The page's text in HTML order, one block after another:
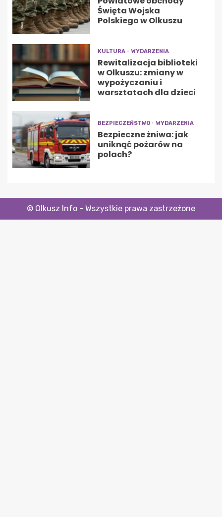
Święta Wojska
Polskiego w Olkuszu
KULTURA WYDARZENIA
Rewitalizacja biblioteki
w Olkuszu: zmiany w
wypożyczaniu i
warsztatach dla dzieci
BEZPIECZEŃSTWO WYDARZENIA
Bezpieczne żniwa: jak
uniknąć pożarów na
polach?
© Olkusz Info - Wszystkie prawa zastrzeżone